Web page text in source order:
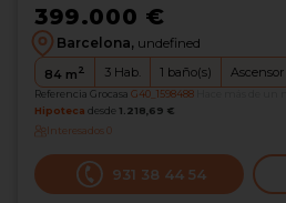
399.000 €
Barcelona, undefined
84 m2 3 Hab. 1 baño(s) Ascensor
Referencia Grocasa G40_1598488
Hipoteca desde 1.218,69 €
Interesados0
931 38 44 54